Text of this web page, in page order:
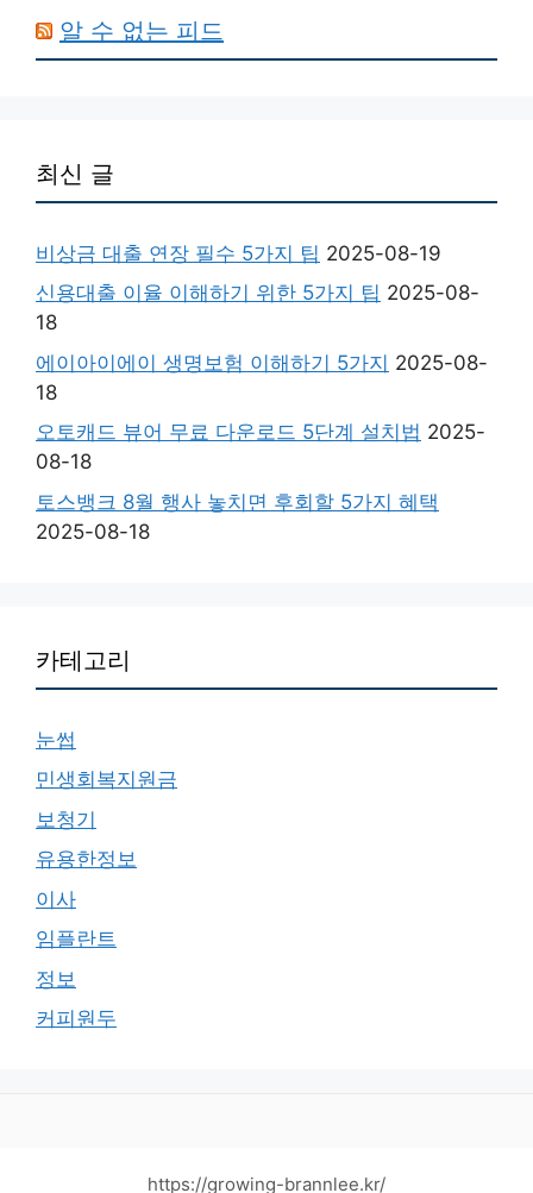
알 수 없는 피드
최신 글
비상금 대출 연장 필수 5가지 팁 2025-08-19
신용대출 이율 이해하기 위한 5가지 팁 2025-08-
18
에이아이에이 생명보험 이해하기 5가지 2025-08-
18
오토캐드 뷰어 무료 다운로드 5단계 설치법 2025-
08-18
토스뱅크 8월 행사 놓치면 후회할 5가지 혜택
2025-08-18
카테고리
눈썹
민생회복지원금
보청기
유용한정보
이사
임플란트
정보
커피원두
https://growing-brannlee.kr/